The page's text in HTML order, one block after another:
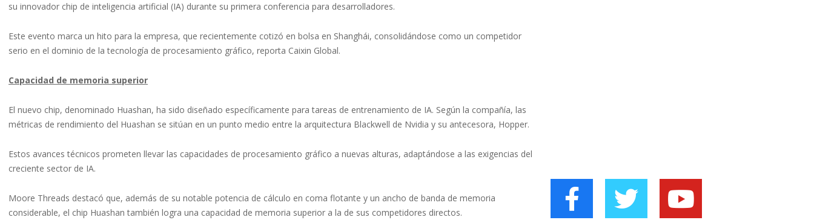
su innovador chip de inteligencia artificial (IA) durante su primera conferencia para desarrolladores.
Este evento marca un hito para la empresa, que recientemente cotizó en bolsa en Shanghái, consolidándose como un competidor
serio en el dominio de la tecnología de procesamiento gráfico, reporta Caixin Global.
Capacidad de memoria superior
El nuevo chip, denominado Huashan, ha sido diseñado específicamente para tareas de entrenamiento de IA. Según la compañía, las
métricas de rendimiento del Huashan se sitúan en un punto medio entre la arquitectura Blackwell de Nvidia y su antecesora, Hopper.
Estos avances técnicos prometen llevar las capacidades de procesamiento gráfico a nuevas alturas, adaptándose a las exigencias del
creciente sector de IA.
Moore Threads destacó que, además de su notable potencia de cálculo en coma flotante y un ancho de banda de memoria
considerable, el chip Huashan también logra una capacidad de memoria superior a la de sus competidores directos.